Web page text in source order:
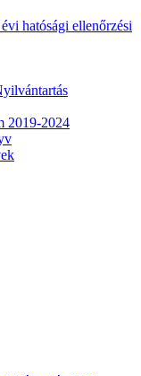
hatósági ellenőrzési
2019-2024